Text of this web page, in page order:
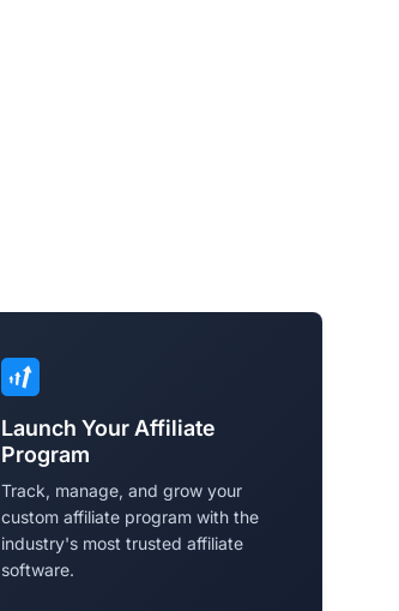
Launch Your Affiliate
Program
Track, manage, and grow your
custom affiliate program with the
industry's most trusted affiliate
software.